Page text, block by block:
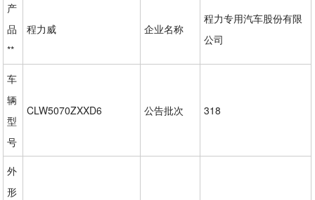
产
品
**
程力威 企业名称
程力专用汽车股份有限
公司
车
辆
型
号
CLW5070ZXXD6 公告批次 318
外
形